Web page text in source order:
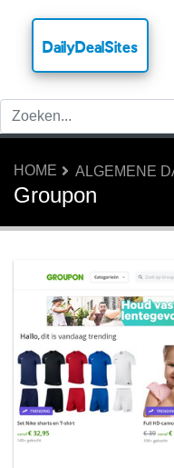
DailyDealSites
HOME ALGEMENE
Groupon